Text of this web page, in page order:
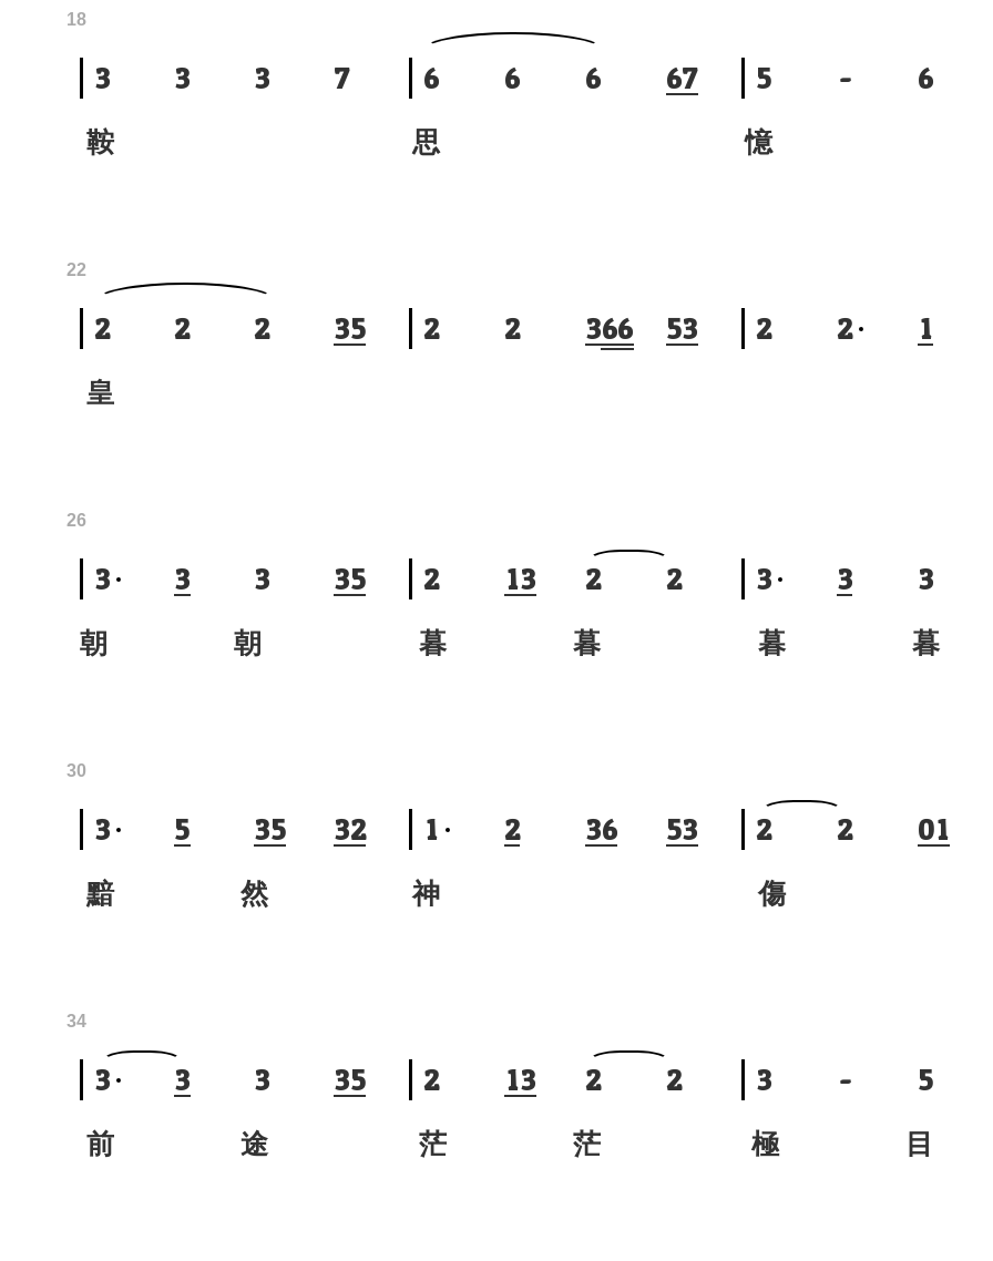
3 3 3 7
18
鞍
6 6 6 67
思
5 - 6
憶
2 2 2 35
22
皇
2 2 366 53 2 2 1
3 3 3 35
26
朝 朝
2 13 2 2
暮 暮
3 3 3
暮 暮
3 5 35 32
30
黯 然
1 2 36 53
神
2 2 01
傷
3 3 3 35
34
前 途
2 13 2 2
茫 茫
3 - 5
極 目